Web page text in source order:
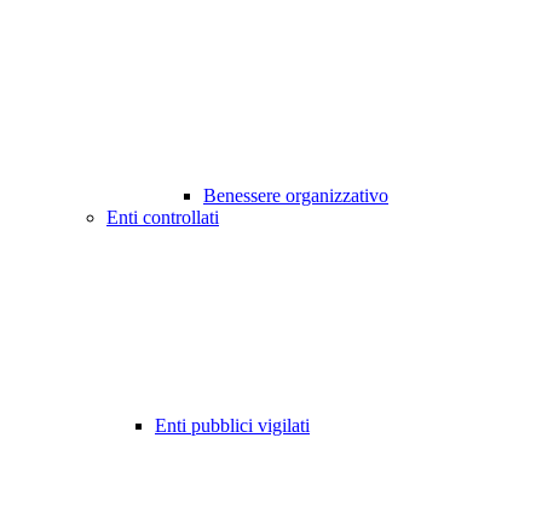
Benessere organizzativo
Enti controllati
Enti pubblici vigilati